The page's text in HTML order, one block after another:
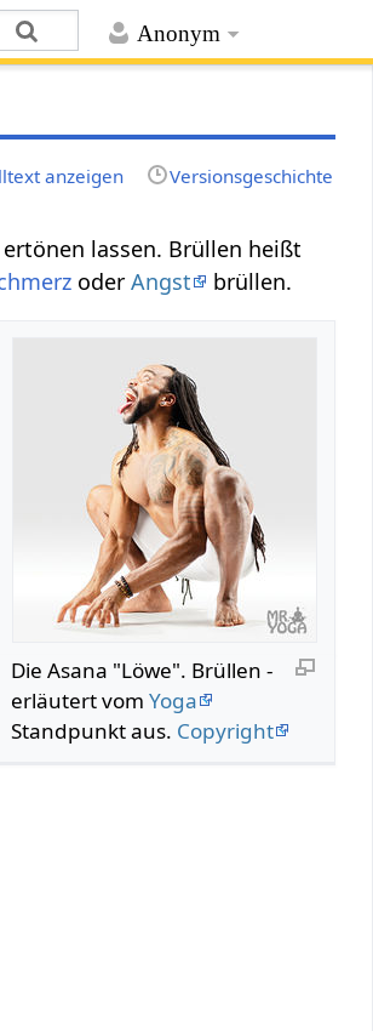
Anonym
anzeigen Versionsgeschichte
lassen. Brüllen heißt
oderAngst brüllen.
Die Asana "Löwe". Brüllen‏‎ -
erläutert vomYoga
Standpunkt aus. Copyright